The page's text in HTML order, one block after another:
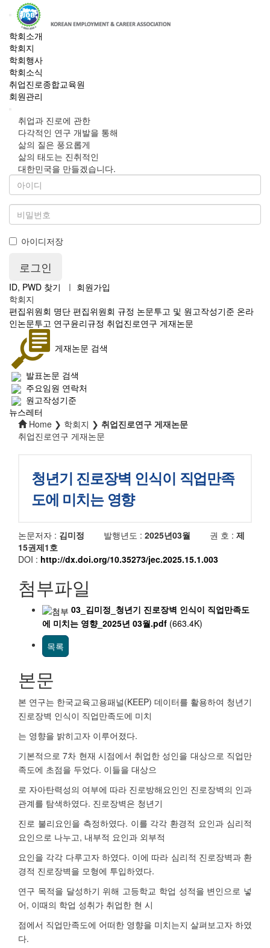
학회소개
학회지
학회행사
학회소식
취업진로종합교육원
회원관리
취업과 진로에 관한
다각적인 연구 개발을 통해
삶의 질은 풍요롭게
삶의 태도는 진취적인
대한민국을 만들겠습니다.
아이디저장
ID, PWD 찾기 ㅣ 회원가입
학회지
편집위원회 명단 편집위원회 규정 논문투고 및 원고작성기준 온라
인논문투고 연구윤리규정 취업진로연구 게재논문
게재논문 검색
발표논문 검색
주요임원 연락처
원고작성기준
뉴스레터
Home ❯ 학회지 ❯ 취업진로연구 게재논문
취업진로연구 게재논문
청년기 진로장벽 인식이 직업만족
도에 미치는 영향
논문저자 : 김미정 발행년도 : 2025년03월 권 호 : 제
15권제1호
DOI : http://dx.doi.org/10.35273/jec.2025.15.1.003
첨부파일
03_김미정_청년기 진로장벽 인식이 직업만족도
에 미치는 영향_2025년 03월.pdf (663.4K)
목록
본문
본 연구는 한국교육고용패널(KEEP) 데이터를 활용하여 청년기
진로장벽 인식이 직업만족도에 미치
는 영향을 밝히고자 이루어졌다.
기본적으로 7차 현재 시점에서 취업한 성인을 대상으로 직업만
족도에 초점을 두었다. 이들을 대상으
로 자아탄력성의 여부에 따라 진로방해요인인 진로장벽의 인과
관계를 탐색하였다. 진로장벽은 청년기
진로 불리요인을 측정하였다. 이를 각각 환경적 요인과 심리적
요인으로 나누고, 내부적 요인과 외부적
요인을 각각 다루고자 하였다. 이에 따라 심리적 진로장벽과 환
경적 진로장벽을 모형에 투입하였다.
연구 목적을 달성하기 위해 고등학교 학업 성적을 변인으로 넣
어, 이때의 학업 성취가 취업한 현 시
점에서 직업만족도에 어떠한 영향을 미치는지 살펴보고자 하였
다.